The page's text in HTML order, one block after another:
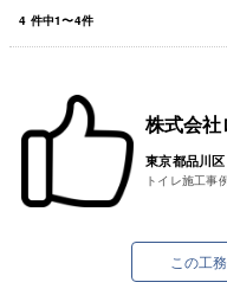
4 件中1〜4件
株式会社
東京都品川区
トイレ施工事
この工